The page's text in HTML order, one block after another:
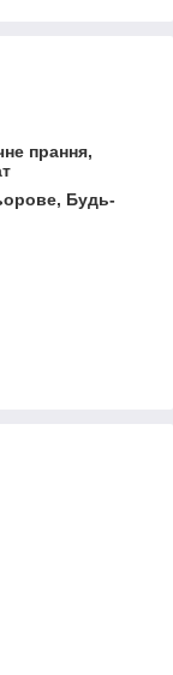
прання,
Будь-